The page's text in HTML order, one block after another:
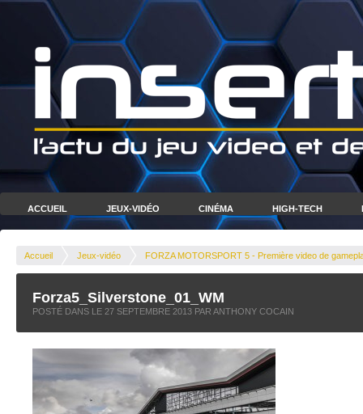
ACCUEIL JEUX-VIDÉO CINÉMA HIGH-TECH
Accueil Jeux-vidéo FORZA MOTORSPORT 5 - Première video de
Forza5_Silverstone_01_WM
POSTÉ DANS LE 27 SEPTEMBRE 2013 PAR ANTHONY COCAIN